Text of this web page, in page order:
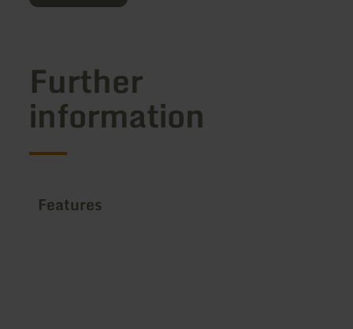
Further
information
Features